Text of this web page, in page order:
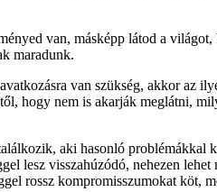
van, másképp látod a világot,
maradunk.
van szükség, akkor az
hogy nem is akarják meglátni,
aki hasonló problémákkal
lesz visszahúzódó, nehezen lehet
rossz kompromisszumokat köt,